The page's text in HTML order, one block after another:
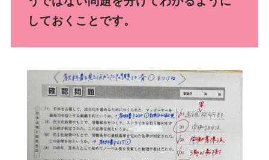
しておくことです。